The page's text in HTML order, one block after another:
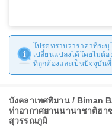
โปรดทราบว่าราคาที่ระ
เปลี่ยนแปลงได้โดยไม่ต้
ที่ถูกต้องและเป็นปัจจุบัน
บังคลาเทศพิมาน / Biman
ท่าอากาศยานนานาชาติฮา
สุวรรณภูมิ